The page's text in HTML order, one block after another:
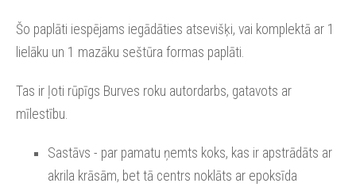
Šo paplāti iespējams iegādāties atsevišķi, vai komplektā ar 1
lielāku un 1 mazāku seštūra formas paplāti.
Tas ir ļoti rūpīgs Burves roku autordarbs, gatavots ar
mīlestību.
Sastāvs - par pamatu ņemts koks, kas ir apstrādāts ar
akrila krāsām, bet tā centrs noklāts ar epoksīda